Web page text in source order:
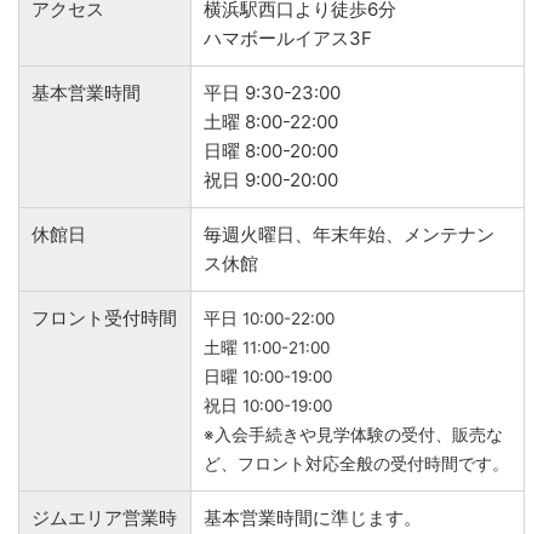
アクセス
横浜駅西口より徒歩6分
ハマボールイアス3F
基本営業時間
平日 9:30-23:00
土曜 8:00-22:00
日曜 8:00-20:00
祝日 9:00-20:00
休館日
毎週火曜日、年末年始、メンテナン
ス休館
フロント受付時間
平日 10:00-22:00
土曜 11:00-21:00
日曜 10:00-19:00
祝日 10:00-19:00
※入会手続きや見学体験の受付、販売な
ど、フロント対応全般の受付時間です。
ジムエリア営業時
基本営業時間に準じます。